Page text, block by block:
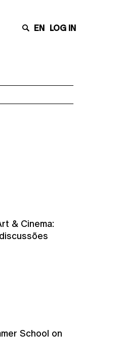
EN LOG IN
& Cinema:
School on